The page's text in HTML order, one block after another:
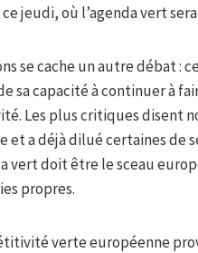
jeudi, où l’agenda vert
se cache un autre débat :
sa capacité à continuer à
Les plus critiques disent
et a déjà dilué certaines de
vert doit être le sceau
propres.
verte européenne